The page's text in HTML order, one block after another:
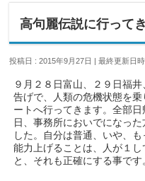
高句麗伝説に行って
投稿日 : 2015年9月27日 最終更新日
９月２８日富山、２９日福
告げで、人類の危機状態を
ートへ行ってきます。全部
日、事務所においでになっ
した。自分は普通、いや、
能力上げることは、人が１
と、それも正確にする事です